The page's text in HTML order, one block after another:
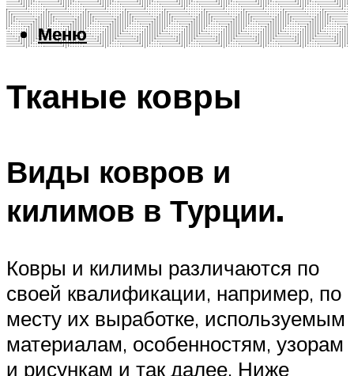
Меню
Меню
Тканые ковры
Виды ковров и
килимов в Турции.
Ковры и килимы различаются по
своей квалификации, например, по
месту их выработке, используемым
материалам, особенностям, узорам
и рисункам и так далее. Ниже